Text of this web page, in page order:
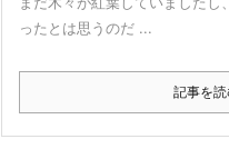
ったとは思うのだ ...
記事を